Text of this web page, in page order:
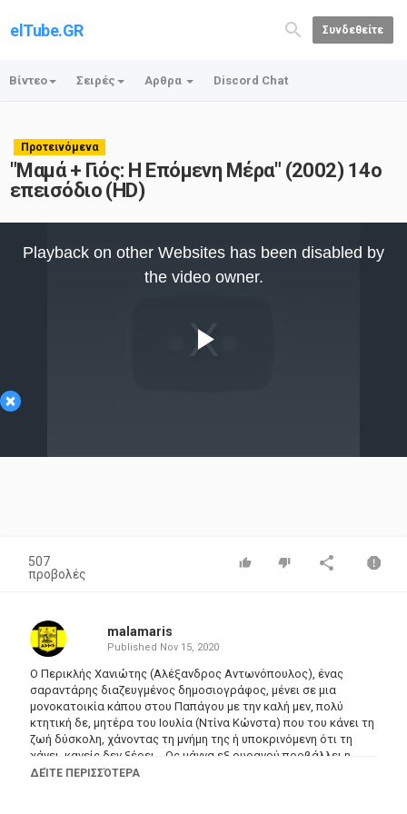
elTube.GR Συνδεθείτε
Βίντεο Σειρές Αρθρα Discord Chat
Προτεινόμενα
"Μαμά + Γιός: Η Επόμενη Μέρα" (2002) 14ο
επεισόδιο (HD)
×
Video
Playback on other Websites has been disabled by
the video owner.
507
προβολές
malamaris
Published Nov 15, 2020
Ο Περικλής Χανιώτης (Αλέξανδρος Αντωνόπουλος), ένας
σαραντάρης διαζευγμένος δημοσιογράφος, μένει σε μια
μονοκατοικία κάπου στου Παπάγου με την καλή μεν, πολύ
κτητική δε, μητέρα του Ιουλία (Ντίνα Κώνστα) που του κάνει τη
ζωή δύσκολη, χάνοντας τη μνήμη της ή υποκρινόμενη ότι τη
χάνει, κανείς δεν ξέρει... Ως μάννα εξ ουρανού προβάλλει η
ιδέα να την πάει, για λίγο καιρό, σε κάποιον καλό οίκο
ΔΕΊΤΕ ΠΕΡΙΣΣΌΤΕΡΑ